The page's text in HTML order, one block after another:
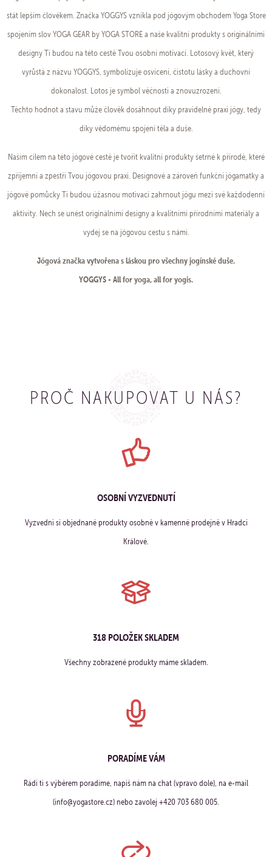
stát lepším člověkem. Značka YOGGYS vznikla pod jógovým obchodem Yoga Store
spojením slov YOGA GEAR by YOGA STORE a naše kvalitní produkty s originálními
designy Ti budou na této cestě Tvou osobní motivací. Lotosový květ, který
vyrůstá z názvu YOGGYS, symbolizuje osvícení, čistotu lásky a duchovní
dokonalost. Lotos je symbol věčnosti a znovuzrození.
Těchto hodnot a stavu může člověk dosáhnout díky pravidelné praxi jógy, tedy
díky vědomému spojení těla a duše.
Naším cílem na této jógové cestě je tvořit kvalitní produkty šetrné k přírodě, které
zpříjemní a zpestří Tvou jógovou praxi. Designové a zároveň funkční jógamatky a
jógové pomůcky Ti budou úžasnou motivací zahrnout jógu mezi své každodenní
aktivity. Nech se unést originálními designy a kvalitními přírodními materiály a
vydej se na jógovou cestu s námi.
Jógová značka vytvořena s láskou pro všechny jogínské duše.
YOGGYS - All for yoga, all for yogis.
PROČ NAKUPOVAT U NÁS?
OSOBNÍ VYZVEDNUTÍ
Vyzvedni si objednané produkty osobně v kamenné prodejně v Hradci
Králové.
318 POLOŽEK SKLADEM
Všechny zobrazené produkty máme skladem.
PORADÍME VÁM
Rádi ti s výběrem poradíme, napiš nám na chat (vpravo dole), na e-mail
(info@yogastore.cz) nebo zavolej +420 703 680 005.